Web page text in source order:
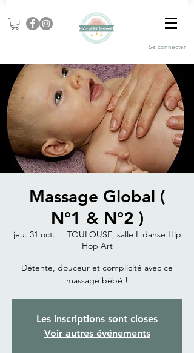
Se connecter
Massage Global (
N°1 & N°2 )
jeu. 31 oct.
  |
TOULOUSE, salle L.danse Hip
Hop Art
Détente, douceur et complicité avec ce
Les inscriptions sont closes
Voir autres événements